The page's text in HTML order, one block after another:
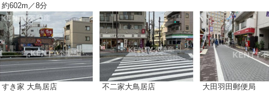
約602m／8分
すき家 大鳥居店
不二家大鳥居店
大田羽田郵便局